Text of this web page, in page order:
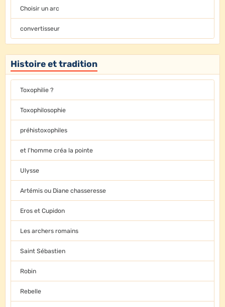
Choisir un arc
convertisseur
Histoire et tradition
Toxophilie ?
Toxophilosophie
préhistoxophiles
et l'homme créa la pointe
Ulysse
Artémis ou Diane chasseresse
Eros et Cupidon
Les archers romains
Saint Sébastien
Robin
Rebelle